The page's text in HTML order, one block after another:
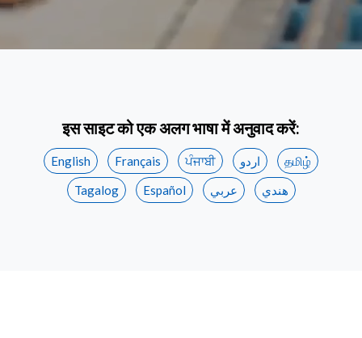
इस साइट को एक अलग भाषा में अनुवाद करें:
English Français ਪੰਜਾਬੀ اردو
தமிழ்
Tagalog
Español عربي هندي